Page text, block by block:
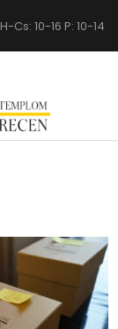
H-Cs: 10-16 P: 10-14